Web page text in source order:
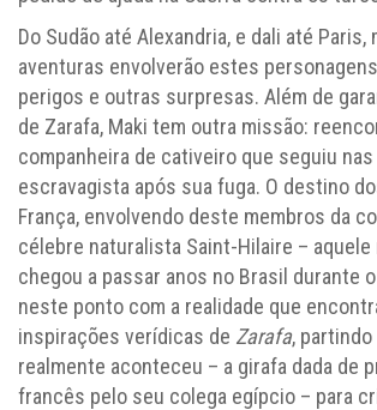
Do Sudão até Alexandria, e dali até Paris,
aventuras envolverão estes
perigos e outras surpresas. Além de
de Zarafa, Maki tem outra missão:
companheira de cativeiro que seguiu
escravagista após sua fuga. O destino
França, envolvendo deste membros da
célebre naturalista Saint-Hilaire – aquele
chegou a passar anos no Brasil durante
neste ponto com a realidade que
inspirações verídicas de Zarafa,
realmente aconteceu – a girafa dada de
francês pelo seu colega egípcio – para